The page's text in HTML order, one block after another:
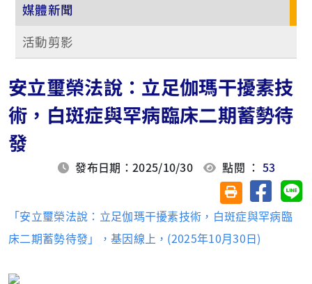
媒體新聞
活動剪影
安立璽榮法說：立足伽瑪干擾素技
術，白斑症與罕病臨床二期蓄勢待
發
發布日期：2025/10/30 點閱 ：53
友善列印(另開視
分享至
「安立璽榮法說：立足伽瑪干擾素技術，白斑症與罕病臨
床二期蓄勢待發」，基因線上，(2025年10月30日)